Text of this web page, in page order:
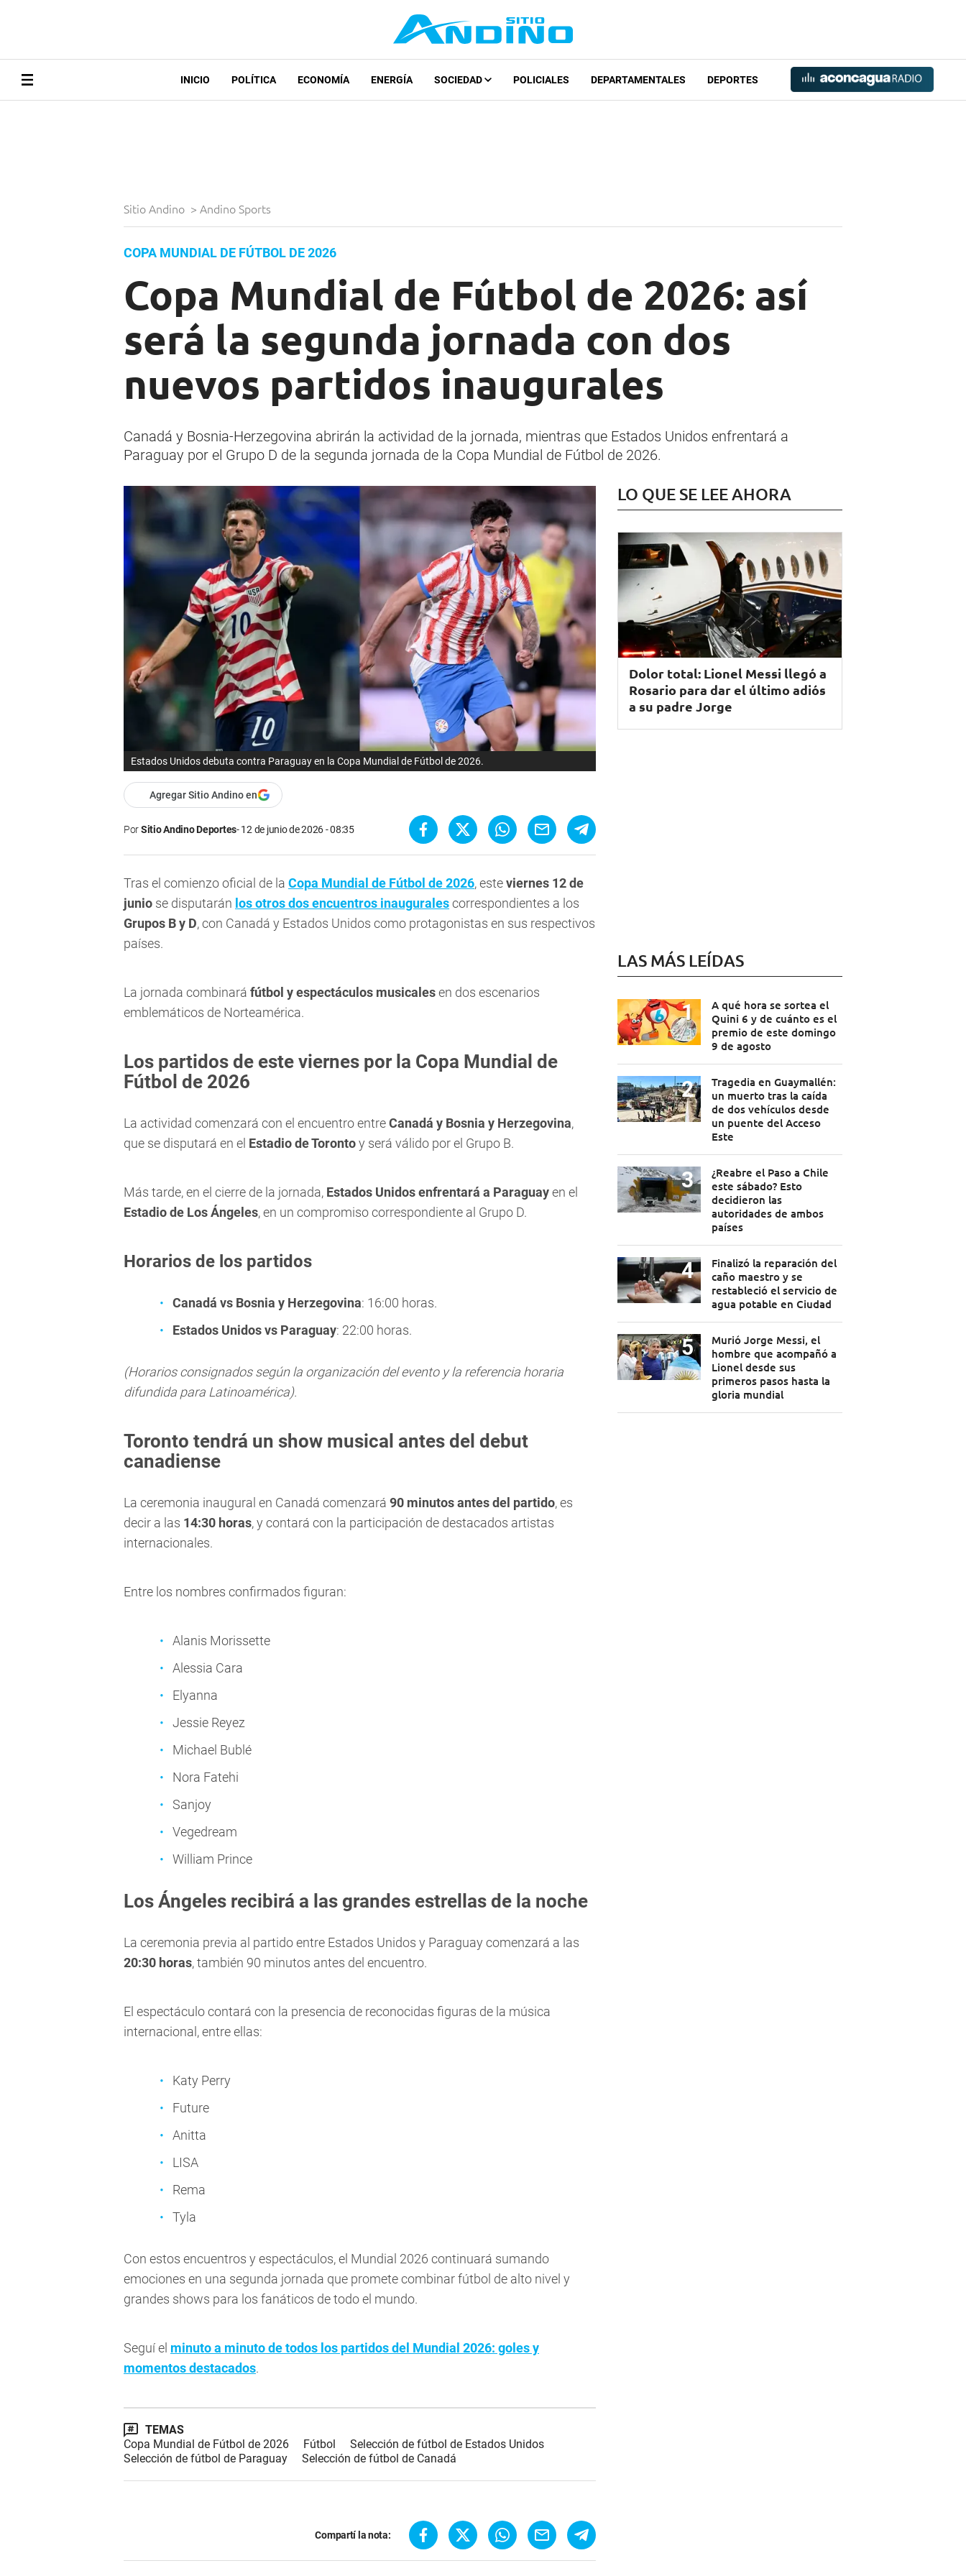
INICIO POLÍTICA ECONOMÍA ENERGÍA SOCIEDAD POLICIALES DEPARTAMENTALES DEPORTES
Sitio Andino > Andino Sports
COPA MUNDIAL DE FÚTBOL DE 2026
Copa Mundial de Fútbol de 2026: así
será la segunda jornada con dos
nuevos partidos inaugurales
Canadá y Bosnia-Herzegovina abrirán la actividad de la jornada, mientras que Estados Unidos enfrentará a
Paraguay por el Grupo D de la segunda jornada de la Copa Mundial de Fútbol de 2026.
Estados Unidos debuta contra Paraguay en la Copa Mundial de Fútbol de 2026.
Agregar Sitio Andino en
PorSitio Andino Deportes 12 de junio de 2026 - 08:35
Tras el comienzo oficial de la Copa Mundial de Fútbol de 2026, esteviernes 12 de
junio se disputarán los otros dos encuentros inauguralescorrespondientes a los
Grupos B y D, con Canadá y Estados Unidos como protagonistas en sus respectivos
países.
La jornada combinará fútbol y espectáculos musicalesen dos escenarios
emblemáticos de Norteamérica.
Los partidos de este viernes por la Copa Mundial de
Fútbol de 2026
La actividad comenzará con el encuentro entreCanadá y Bosnia y Herzegovina,
que se disputará en el Estadio de Torontoy será válido por el Grupo B.
Más tarde, en el cierre de la jornada, Estados Unidos enfrentará a Paraguayen el
Estadio de Los Ángeles, en un compromiso correspondiente al Grupo D.
Horarios de los partidos
Canadá vs Bosnia y Herzegovina: 16:00 horas.
Estados Unidos vs Paraguay: 22:00 horas.
(Horarios consignados según la organización del evento y la referencia horaria
difundida para Latinoamérica).
Toronto tendrá un show musical antes del debut
canadiense
La ceremonia inaugural en Canadá comenzará 90 minutos antes del partido, es
decir a las 14:30 horas, y contará con la participación de destacados artistas
internacionales.
Entre los nombres confirmados figuran:
Alanis Morissette
Alessia Cara
Elyanna
Jessie Reyez
Michael Bublé
Nora Fatehi
Sanjoy
Vegedream
William Prince
Los Ángeles recibirá a las grandes estrellas de la noche
La ceremonia previa al partido entre Estados Unidos y Paraguay comenzará a las
20:30 horas, también 90 minutos antes del encuentro.
El espectáculo contará con la presencia de reconocidas figuras de la música
internacional, entre ellas:
Katy Perry
Future
Anitta
LISA
Rema
Tyla
Con estos encuentros y espectáculos, el Mundial 2026 continuará sumando
emociones en una segunda jornada que promete combinar fútbol de alto nivel y
grandes shows para los fanáticos de todo el mundo.
Seguí el minuto a minuto de todos los partidos del Mundial 2026: goles y
momentos destacados.
TEMAS
Copa Mundial de Fútbol de 2026
Fútbol
Selección de fútbol de Estados Unidos
Selección de fútbol de Paraguay
Selección de fútbol de Canadá
Compartí la nota:
LO QUE SE LEE AHORA
Dolor total: Lionel Messi llegó a
Rosario para dar el último adiós
a su padre Jorge
LAS MÁS LEÍDAS
A qué hora se sortea el
Quini 6 y de cuánto es el
premio de este domingo
9 de agosto
Tragedia en Guaymallén:
un muerto tras la caída
de dos vehículos desde
un puente del Acceso
Este
¿Reabre el Paso a Chile
este sábado? Esto
decidieron las
autoridades de ambos
países
Finalizó la reparación del
caño maestro y se
restableció el servicio de
agua potable en Ciudad
Murió Jorge Messi, el
hombre que acompañó a
Lionel desde sus
primeros pasos hasta la
gloria mundial